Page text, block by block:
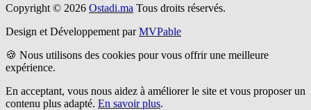
Copyright © 2026 Ostadi.ma Tous droits réservés.
Design et Développement par MVPable
🍪 Nous utilisons des cookies pour vous offrir une meilleure
expérience.
En acceptant, vous nous aidez à améliorer le site et vous proposer un
contenu plus adapté. En savoir plus.